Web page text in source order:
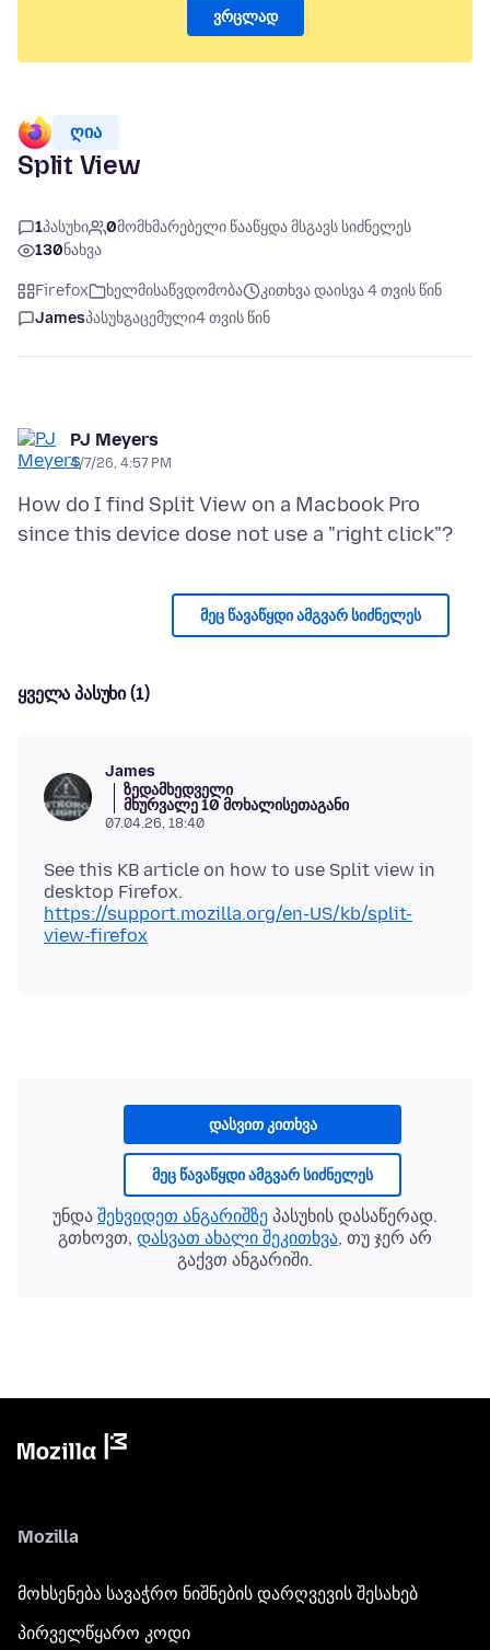
ვრცლად
ღია
Split View
1პასუხი 0მომხმარებელი წააწყდა მსგავს სიძნელეს
130ნახვა
Firefox ხელმისაწვდომობა
კითხვა დაისვა 4 თვის წინ
Jamesპასუხგაცემული4 თვის წინ
PJ Meyers
4/7/26, 4:57 PM
How do I find Split View on a Macbook Pro
მეც წავაწყდი ამგვარ სიძნელეს
ყველა პასუხი (1)
James
ზედამხედველი
მხურვალე 10 მოხალისეთაგანი
07.04.26, 18:40
See this KB article on how to use Split view in
desktop Firefox.
https://support.mozilla.org/en-US/kb/split-
view-firefox
დასვით კითხვა
მეც წავაწყდი ამგვარ სიძნელეს
უნდა შეხვიდეთ ანგარიშზე პასუხის დასაწერად.
გთხოვთ, დასვათ ახალი შეკითხვა, თუ ჯერ არ
გაქვთ ანგარიში.
Mozilla
მოხსენება სავაჭრო ნიშნების დარღვევის შესახებ
პირველწყარო კოდი